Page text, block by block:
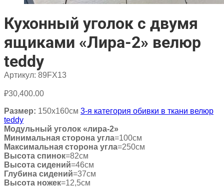
Кухонный уголок с двумя
ящиками «Лира-2» велюр
teddy
Артикул: 89FX13
₽30,400.00
Размер: 150х160см 3-я категория обивки в ткани велюр
teddy
Модульный уголок «лира-2»
Минимальная сторона угла=100см
Максимальная сторона угла=250см
Высота спинок=82см
Высота сидений=46см
Глубина сидений=37см
Высота ножек=12,5см